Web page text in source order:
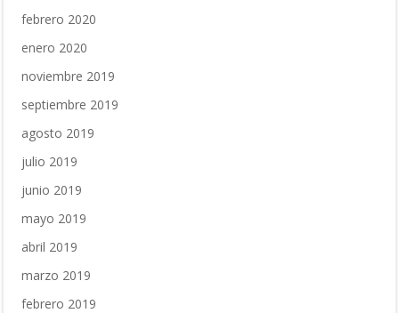
febrero 2020
enero 2020
noviembre 2019
septiembre 2019
agosto 2019
julio 2019
junio 2019
mayo 2019
abril 2019
marzo 2019
febrero 2019